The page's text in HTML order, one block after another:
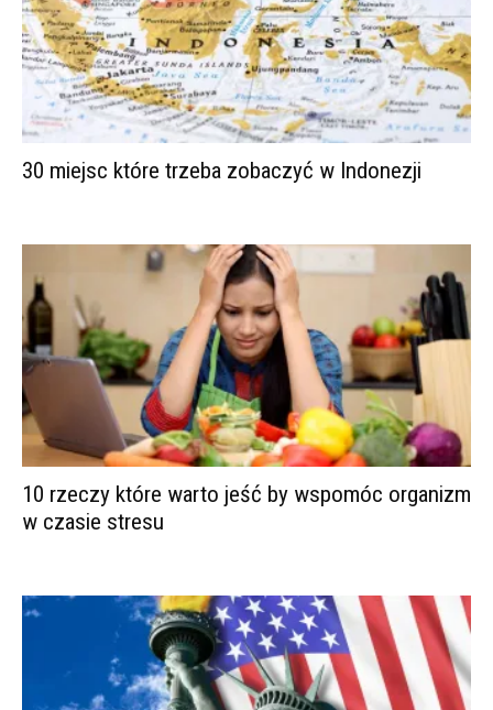
30 miejsc które trzeba zobaczyć w Indonezji
10 rzeczy które warto jeść by wspomóc organizm
w czasie stresu